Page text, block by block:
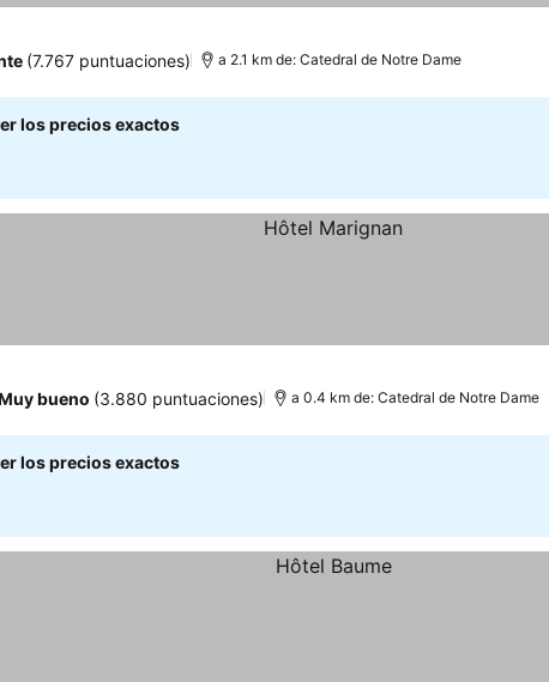
(7.767 puntuaciones) a 2.1 km de: Catedral de Notre Dame
los precios exactos
bueno (3.880 puntuaciones) a 0.4 km de: Catedral de Notre Dame
los precios exactos